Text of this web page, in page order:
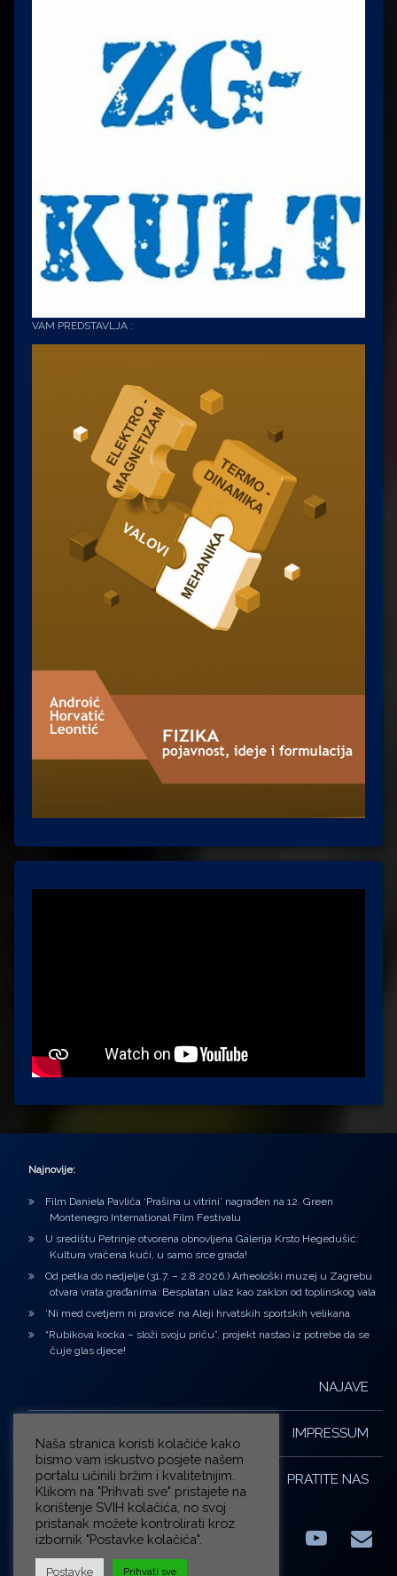
VAM PREDSTAVLJA :
Najnovije:
Film Daniela Pavlića ‘Prašina u vitrini’ nagrađen na 12. Green
Montenegro International Film Festivalu
U središtu Petrinje otvorena obnovljena Galerija Krsto Hegedušić:
Kultura vraćena kući, u samo srce grada!
Od petka do nedjelje (31.7. – 2.8.2026.) Arheološki muzej u Zagrebu
otvara vrata građanima: Besplatan ulaz kao zaklon od toplinskog vala
‘Ni med cvetjem ni pravice’ na Aleji hrvatskih sportskih velikana
“Rubikova kocka – složi svoju priču”, projekt nastao iz potrebe da se
čuje glas djece!
NAJAVE
IMPRESSUM
PRATITE NAS
FacebookLinkedIn E-
Naša stranica koristi kolačiće kako
bismo vam iskustvo posjete našem
portalu učinili bržim i kvalitetnijim.
Klikom na "Prihvati sve" pristajete na
korištenje SVIH kolačića, no svoj
pristanak možete kontrolirati kroz
izbornik "Postavke kolačića".
Postavke Prihvati sve